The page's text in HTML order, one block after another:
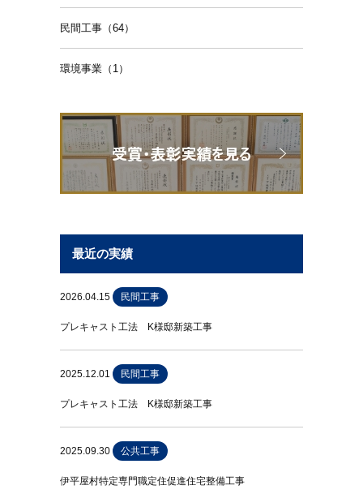
民間工事（64）
環境事業（1）
最近の実績
2026.04.15 民間工事
プレキャスト工法 K様邸新築工事
2025.12.01 民間工事
プレキャスト工法 K様邸新築工事
2025.09.30 公共工事
伊平屋村特定専門職定住促進住宅整備工事